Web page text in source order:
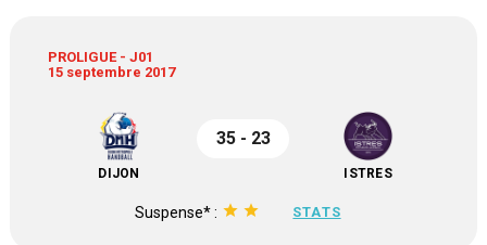
PROLIGUE - J01
15 septembre 2017
DIJON
35 - 23
ISTRES
Suspense* : star star STATS